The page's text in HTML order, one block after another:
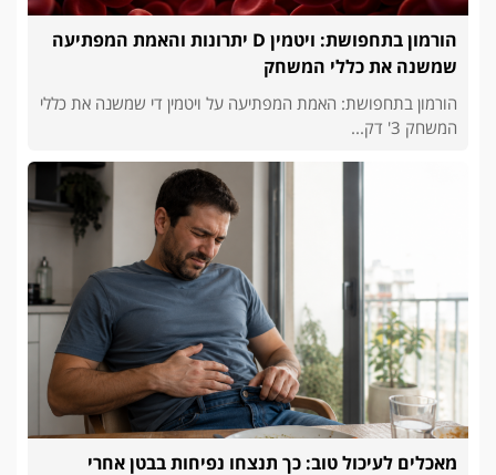
הורמון בתחפושת: ויטמין D יתרונות והאמת המפתיעה
שמשנה את כללי המשחק
הורמון בתחפושת: האמת המפתיעה על ויטמין די שמשנה את כללי
המשחק 3' דק...
מאכלים לעיכול טוב: כך תנצחו נפיחות בבטן אחרי